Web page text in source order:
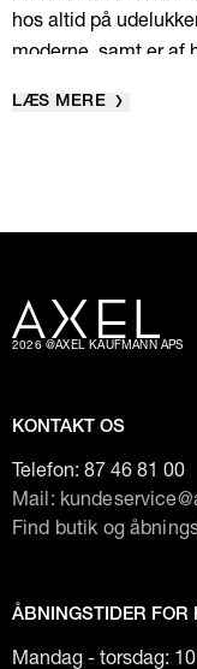
hos altid på
moderne, samt er af
LÆS MERE
2026 @AXEL KAUFMANN APS
KONTAKT OS
Telefon: 87 46 81 00
Mail:
Find butik og
ÅBNINGSTIDER FOR
Mandag - torsdag: